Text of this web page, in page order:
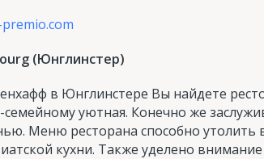
(Юнглинстер)
в Юнглинстере Вы найдете
уютная. Конечно же
Меню ресторана способно утолить
кухни. Также уделено